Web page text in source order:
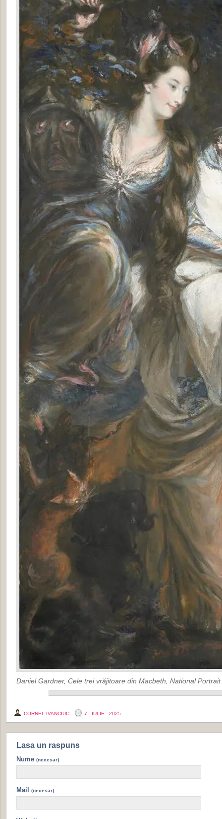
Daniel Gardner, Cele trei vrăjitoare din Macbeth, National
CORNEL IVANCIUC 7 - IULIE - 2025
Lasa un raspuns
Nume (necesar)
Mail (necesar)